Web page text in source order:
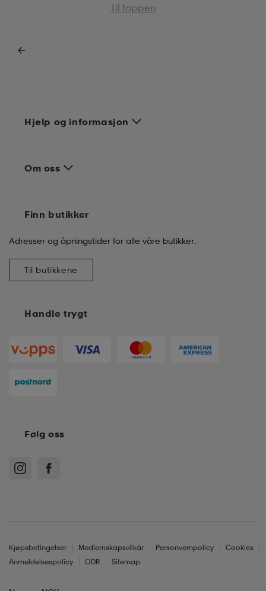
Til toppen
Hjelp og informasjon
Om oss
Handle trygt
Finn butikker
Adresser og åpningstider for alle våre butikker.
Til butikkene
Følg oss
Kjøpsbetingelser Medlemskapsvilkår Personvernpolicy
Cookies
Anmeldelsespolicy
ODR Sitemap